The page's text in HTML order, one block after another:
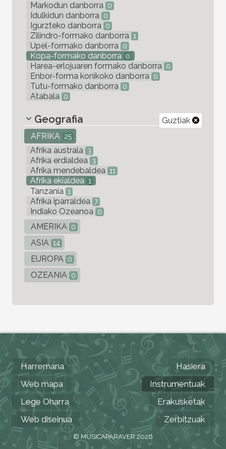
Markodun danborra 0
Idulkidun danborra 0
Igurzteko danborra 0
Zilindro-formako danborra 1
Upel-formako danborra 0
Kopa-formako danborra 0
Harea-erlojuaren formako danborra 0
Enbor-forma konikoko danborra 0
Tutu-formako danborra 0
Atabala 0
Guztiak
Geografia
AFRIKA 25
Afrika australa 3
Afrika erdialdea 3
Afrika mendebaldea 11
Afrika ekialdea 1
Tanzania 1
Afrika iparraldea 7
Indiako Ozeanoa 0
AMERIKA 0
ASIA 14
EUROPA 0
OZEANIA 0
Harremana
Web mapa
Lege Oharra
Web diseinua
Hasiera
Instrumentuak
Erakusketak
Zerbitzuak
© MUSICAPARAVER 2026